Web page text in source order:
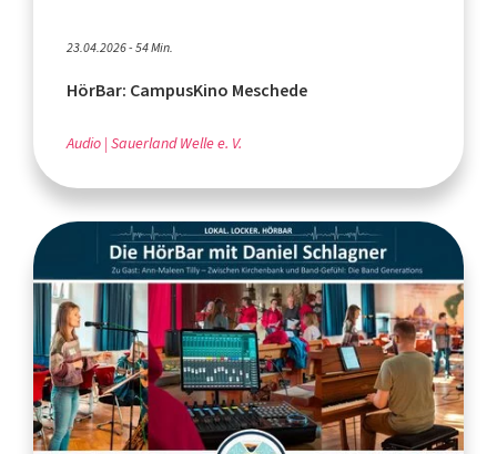
23.04.2026 - 54 Min.
HörBar: CampusKino Meschede
Audio Sauerland Welle e. V.